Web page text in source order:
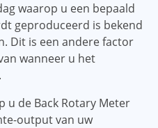
waarop u een bepaald
geproduceerd is bekend
Dit is een andere factor
wanneer u het
u de Back Rotary Meter
output van uw